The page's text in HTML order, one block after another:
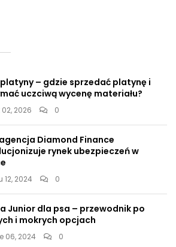
platyny – gdzie sprzedać platynę i
uczciwą wycenę materiału?
02, 2026 0
Diamond Finance
rynek ubezpieczeń w
12, 2024 0
Junior dla psa – przewodnik po
i mokrych opcjach
06, 2024 0